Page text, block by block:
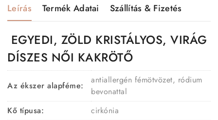
Leírás Termék Adatai Szállítás & Fizetés
EGYEDI, ZÖLD KRISTÁLYOS, VIRÁG
DÍSZES NŐI KAKRÖTŐ
Az ékszer alapféme:
antiallergén fémötvözet, ródium
bevonattal
Kő típusa:
cirkónia